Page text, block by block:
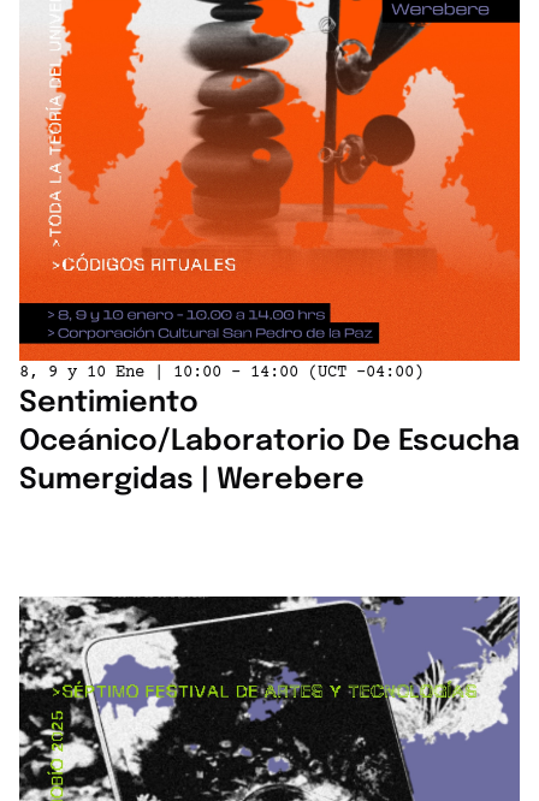
8, 9 y 10 Ene | 10:00 - 14:00 (UCT -04:00)
Sentimiento
Oceánico/Laboratorio De Escucha
Sumergidas | Werebere